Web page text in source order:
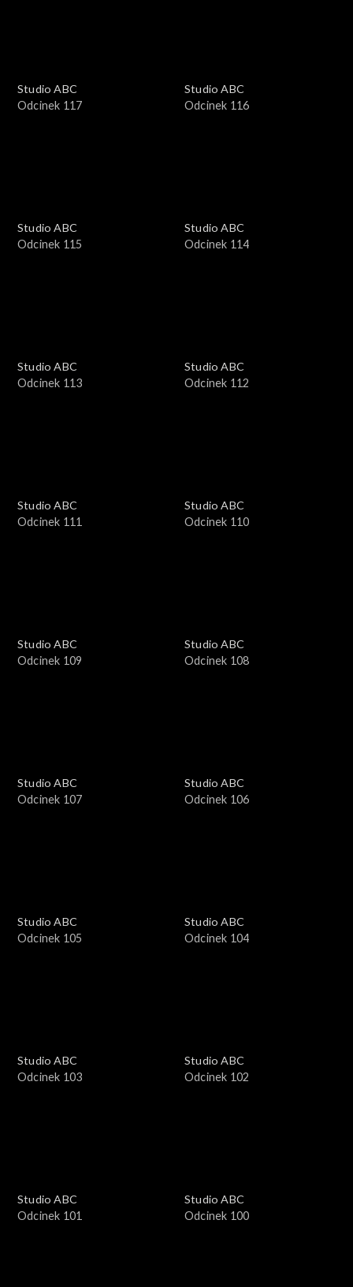
Studio ABC
Odcinek 117
Studio ABC
Odcinek 116
Studio ABC
Odcinek 115
Studio ABC
Odcinek 114
Studio ABC
Odcinek 113
Studio ABC
Odcinek 112
Studio ABC
Odcinek 111
Studio ABC
Odcinek 110
Studio ABC
Odcinek 109
Studio ABC
Odcinek 108
Studio ABC
Odcinek 107
Studio ABC
Odcinek 106
Studio ABC
Odcinek 105
Studio ABC
Odcinek 104
Studio ABC
Odcinek 103
Studio ABC
Odcinek 102
Studio ABC
Odcinek 101
Studio ABC
Odcinek 100